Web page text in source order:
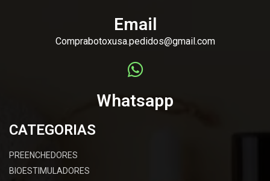
Email
Comprabotoxusa.pedidos@gmail.com
Whatsapp
CATEGORIAS
PREENCHEDORES
BIOESTIMULADORES